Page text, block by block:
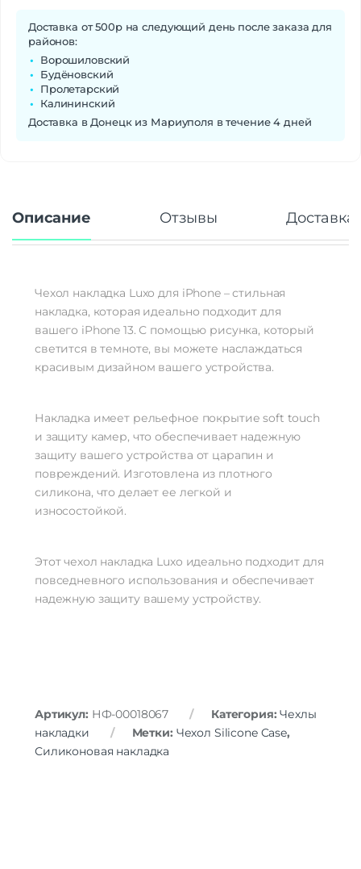
Доставка от 500р на следующий день после заказа для
районов:
Ворошиловский
Будёновский
Пролетарский
Калининский
Доставка в Донецк из Мариуполя в течение 4 дней
Описание Отзывы Доставка
Чехол накладка Luxo для iPhone – стильная
накладка, которая идеально подходит для
вашего iPhone 13. С помощью рисунка, который
светится в темноте, вы можете наслаждаться
красивым дизайном вашего устройства.
Накладка имеет рельефное покрытие soft touch
и защиту камер, что обеспечивает надежную
защиту вашего устройства от царапин и
повреждений. Изготовлена из плотного
силикона, что делает ее легкой и
износостойкой.
Этот чехол накладка Luxo идеально подходит для
повседневного использования и обеспечивает
надежную защиту вашему устройству.
Артикул: НФ-00018067 Категория:Чехлы
накладки
Метки: Чехол Silicone Case,
Силиконовая накладка